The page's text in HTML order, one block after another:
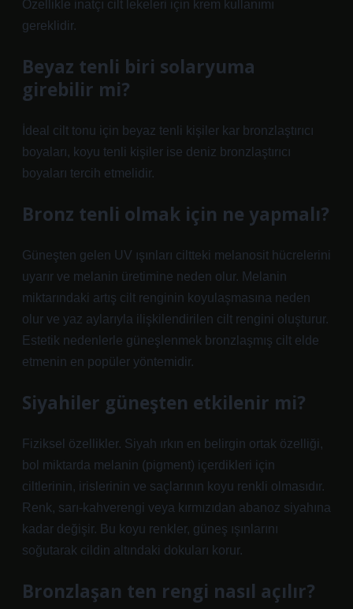
Özellikle inatçı cilt lekeleri için krem ​​kullanımı
gereklidir.
Beyaz tenli biri solaryuma
girebilir mi?
İdeal cilt tonu için beyaz tenli kişiler kar bronzlaştırıcı
boyaları, koyu tenli kişiler ise deniz bronzlaştırıcı
boyaları tercih etmelidir.
Bronz tenli olmak için ne yapmalı?
Güneşten gelen UV ışınları ciltteki melanosit hücrelerini
uyarır ve melanin üretimine neden olur. Melanin
miktarındaki artış cilt renginin koyulaşmasına neden
olur ve yaz aylarıyla ilişkilendirilen cilt rengini oluşturur.
Estetik nedenlerle güneşlenmek bronzlaşmış cilt elde
etmenin en popüler yöntemidir.
Siyahiler güneşten etkilenir mi?
Fiziksel özellikler. Siyah ırkın en belirgin ortak özelliği,
bol miktarda melanin (pigment) içerdikleri için
ciltlerinin, irislerinin ve saçlarının koyu renkli olmasıdır.
Renk, sarı-kahverengi veya kırmızıdan abanoz siyahına
kadar değişir. Bu koyu renkler, güneş ışınlarını
soğutarak cildin altındaki dokuları korur.
Bronzlaşan ten rengi nasıl açılır?